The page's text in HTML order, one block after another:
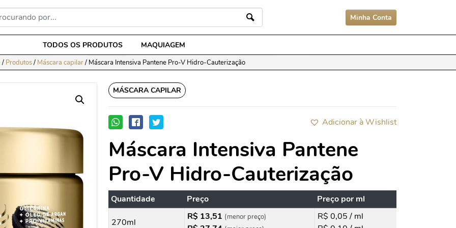
Minha Conta
TODOS OS PRODUTOS MAQUIAGEM
/ Produtos/ Máscara capilar/ Máscara Intensiva Pantene Pro-V Hidro-Cauterização
MÁSCARA CAPILAR
Adicionar à Wishlist
Máscara Intensiva Pantene
Pro-V Hidro-Cauterização
Quantidade Preço Preço por ml
270ml
R$ 13,51 (menor preço)
R$ 0,05 / ml